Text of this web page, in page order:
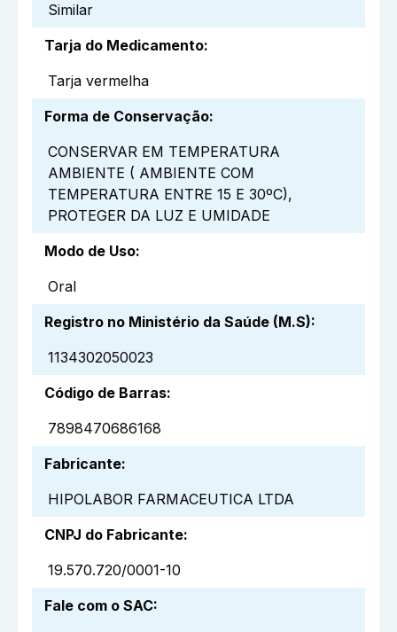
Similar
Tarja do Medicamento:
Tarja vermelha
Forma de Conservação:
CONSERVAR EM TEMPERATURA
AMBIENTE ( AMBIENTE COM
TEMPERATURA ENTRE 15 E 30ºC),
PROTEGER DA LUZ E UMIDADE
Modo de Uso:
Oral
Registro no Ministério da Saúde (M.S):
1134302050023
Código de Barras:
7898470686168
Fabricante:
HIPOLABOR FARMACEUTICA LTDA
CNPJ do Fabricante:
19.570.720/0001-10
Fale com o SAC: